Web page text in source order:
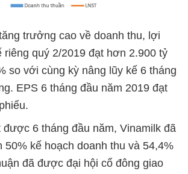
trưởng cao về doanh thu, lợi
riêng quý 2/2019 đạt hơn 2.900 tỷ
so với cùng kỳ nâng lũy kế 6 tháng
EPS 6 tháng đầu năm 2019 đạt
6 tháng đầu năm, Vinamilk đã
50% kế hoạch doanh thu và 54,4%
đã được đại hội cổ đông giao